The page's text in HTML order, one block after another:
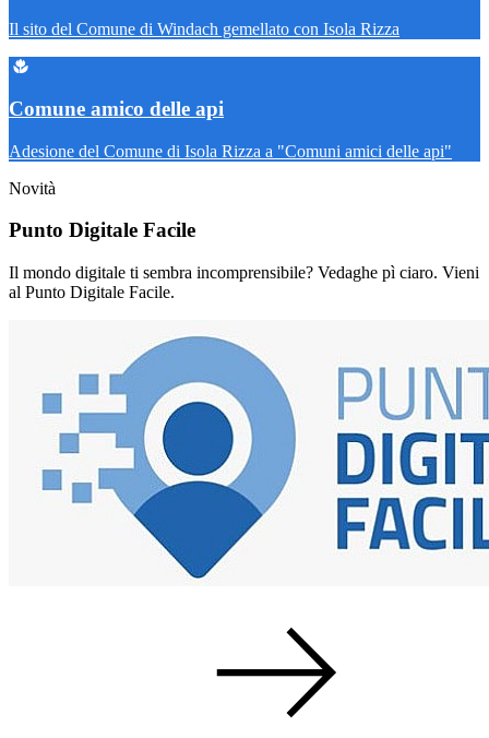
Il sito del Comune di Windach gemellato con Isola Rizza
Comune amico delle api
Adesione del Comune di Isola Rizza a "Comuni amici delle api"
Novità
Punto Digitale Facile
Il mondo digitale ti sembra incomprensibile? Vedaghe pì ciaro. Vieni
al Punto Digitale Facile.